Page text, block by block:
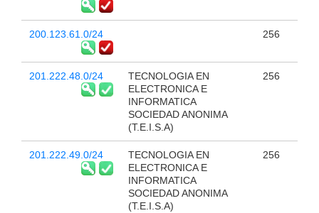
200.123.61.0/24 256
201.222.48.0/24
TECNOLOGIA EN
ELECTRONICA E
INFORMATICA
SOCIEDAD ANONIMA
(T.E.I.S.A)
256
201.222.49.0/24
TECNOLOGIA EN
ELECTRONICA E
INFORMATICA
SOCIEDAD ANONIMA
(T.E.I.S.A)
256